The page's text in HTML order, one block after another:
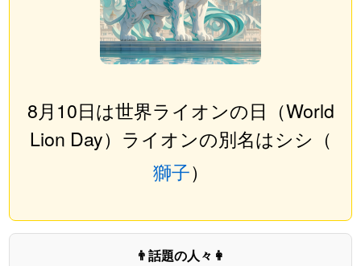
8月10日は世界ライオンの日（World
Lion Day）ライオンの別名はシシ（
獅子）
👨話題の人々👩